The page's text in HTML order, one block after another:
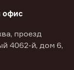
офис
проезд
4062-й, дом 6,